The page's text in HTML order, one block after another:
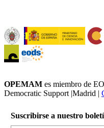
OPEMAM es miembro de
Democratic Support |Madrid |
Suscribirse a nuestro